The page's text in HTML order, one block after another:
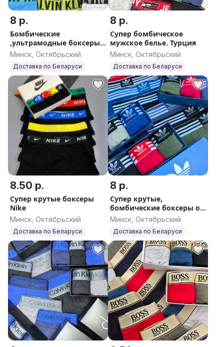
8 р.
Бомбические
,ультрамодные боксеры
Calvin Klein
Минск, Октябрьский
Доставка по Беларуси
8 р.
Супер бомбическое
мужское белье. Турция
Минск, Октябрьский
Доставка по Беларуси
8.50 р.
Супер крутые боксеры
Nike
Минск, Октябрьский
Доставка по Беларуси
8 р.
Супер крутые,
бомбические боксеры от
бренда Adidas
Минск, Октябрьский
Доставка по Беларуси